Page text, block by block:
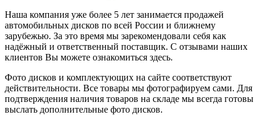
Наша компания уже более 5 лет занимается продажей
автомобильных дисков по всей России и ближнему
зарубежью. За это время мы зарекомендовали себя как
надёжный и ответственный поставщик. С отзывами наших
клиентов Вы можете ознакомиться здесь.
Фото дисков и комплектующих на сайте соответствуют
действительности. Все товары мы фотографируем сами. Для
подтверждения наличия товаров на складе мы всегда готовы
выслать дополнительные фото дисков.